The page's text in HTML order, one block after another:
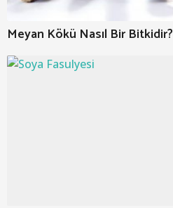
Meyan Kökü Nasıl Bir Bitkidir?